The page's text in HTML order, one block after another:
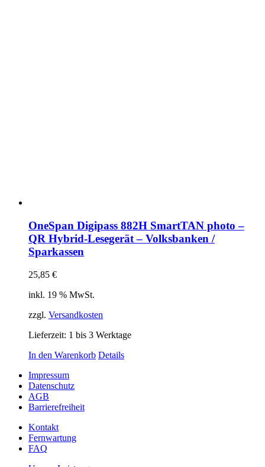
OneSpan Digipass 882H SmartTAN photo –
QR Hybrid-Lesegerät – Volksbanken /
Sparkassen
25,85 €
inkl. 19 % MwSt.
zzgl. Versandkosten
Lieferzeit: 1 bis 3 Werktage
In den Warenkorb Details
Impressum
Datenschutz
AGB
Barrierefreiheit
Kontakt
Fernwartung
FAQ